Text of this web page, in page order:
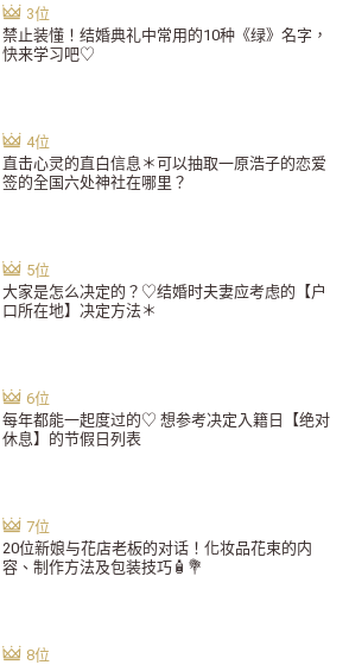
禁止装懂！结婚典礼中常用的10种《绿》名字，
快来学习吧♡
直击心灵的直白信息＊可以抽取一原浩子的恋爱
签的全国六处神社在哪里？
大家是怎么决定的？♡结婚时夫妻应考虑的【户
口所在地】决定方法＊
每年都能一起度过的♡ 想参考决定入籍日【绝对
休息】的节假日列表
20位新娘与花店老板的对话！化妆品花束的内
容、制作方法及包装技巧🧴💐